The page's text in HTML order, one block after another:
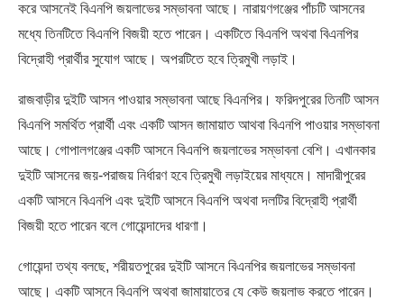
করে আসনেই বিএনপি জয়লাভের সম্ভাবনা আছে। নারায়ণগঞ্জের পাঁচটি আসনের
মধ্যে তিনটিতে বিএনপি বিজয়ী হতে পারেন। একটিতে বিএনপি অথবা বিএনপির
বিদ্রোহী প্রার্থীর সুযোগ আছে। অপরটিতে হবে ত্রিমুখী লড়াই।
রাজবাড়ীর দুইটি আসন পাওয়ার সম্ভাবনা আছে বিএনপির। ফরিদপুরের তিনটি আসন
বিএনপি সমর্থিত প্রার্থী এবং একটি আসন জামায়াত আথবা বিএনপি পাওয়ার সম্ভাবনা
আছে। গোপালগঞ্জের একটি আসনে বিএনপি জয়লাভের সম্ভাবনা বেশি। এখানকার
দুইটি আসনের জয়-পরাজয় নির্ধারণ হবে ত্রিমুখী লড়াইয়ের মাধ্যমে। মাদারীপুরের
একটি আসনে বিএনপি এবং দুইটি আসনে বিএনপি অথবা দলটির বিদ্রোহী প্রার্থী
বিজয়ী হতে পারেন বলে গোয়েন্দাদের ধারণা।
গোয়েন্দা তথ্য বলছে, শরীয়তপুরের দুইটি আসনে বিএনপির জয়লাভের সম্ভাবনা
আছে। একটি আসনে বিএনপি অথবা জামায়াতের যে কেউ জয়লাভ করতে পারেন।